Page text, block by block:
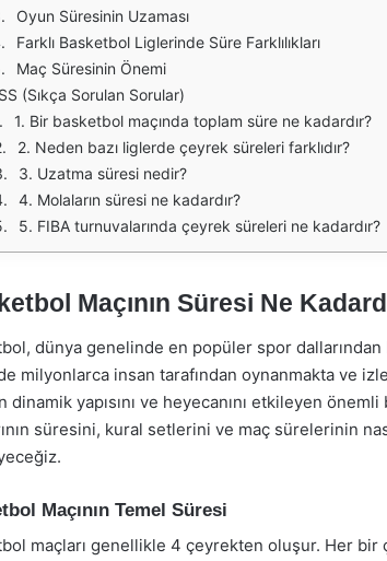
Oyun Süresinin Uzaması
Farklı Basketbol Liglerinde Süre Farklılıkları
Maç Süresinin Önemi
(Sıkça Sorulan Sorular)
1. Bir basketbol maçında toplam süre ne kadardır?
2. Neden bazı liglerde çeyrek süreleri farklıdır?
3. Uzatma süresi nedir?
4. Molaların süresi ne kadardır?
5. FIBA turnuvalarında çeyrek süreleri ne kadardır?
Maçının Süresi Ne
dünya genelinde en popüler spor
milyonlarca insan tarafından oynanmakta ve
dinamik yapısını ve heyecanını etkileyen
süresini, kural setlerini ve maç sürelerinin
Maçının Temel Süresi
maçları genellikle 4 çeyrekten oluşur. Her